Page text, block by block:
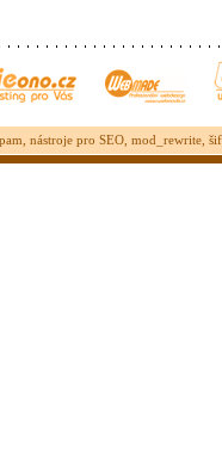
nástroje pro SEO, mod_rewrite,